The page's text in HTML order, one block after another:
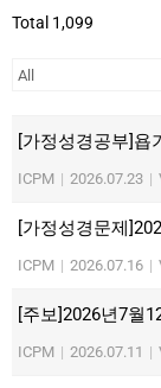
Total 1,099
[가정성경공부]욥
ICPM | 2026.07.23 |
[가정성경문제
ICPM | 2026.07.16 |
[주보]2026년7월
ICPM | 2026.07.11 |